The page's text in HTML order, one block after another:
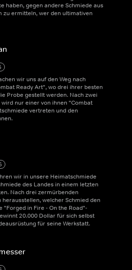
haben, gegen andere Schmiede aus
zu ermitteln, wer den ultimativen
wir uns auf den Weg nach
Ready Art", wo drei ihrer besten
Probe gestellt werden. Nach zwei
nur einer von ihnen "Combat
vertreten und den
wir in unsere Heimatschmiede
des Landes in einem letzten
Nach drei zermürbenden
welcher Schmied den
"Forged in Fire - On the Road"-
20.000 Dollar für sich selbst
für seine Werkstatt.